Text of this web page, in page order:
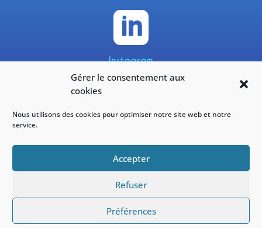
Gérer le consentement aux
cookies
Nous utilisons des cookies pour optimiser notre site web et notre
service.
Accepter
Refuser
Préférences

Instagram
@yneomofficiel
Facebook
#yneom
Réalisé parOnZeWeb|CGU & Mentions légales|Sécurité